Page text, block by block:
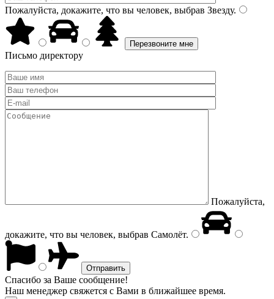
Пожалуйста, докажите, что вы человек, выбрав Звезду.
Письмо директору
Пожалуйста,
докажите, что вы человек, выбрав Самолёт.
Спасибо за Ваше сообщение!
Наш менеджер свяжется с Вами в ближайшее время.